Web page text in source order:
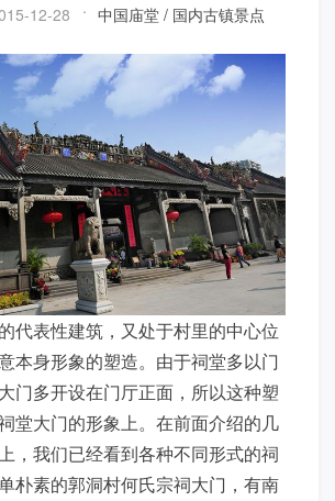
12-28 中国庙堂 / 国内古镇景点
代表性建筑，又处于村里的中心位
本身形象的塑造。由于祠堂多以门
门多开设在门厅正面，所以这种塑
堂大门的形象上。在前面介绍的几
，我们已经看到各种不同形式的祠
朴素的郭洞村何氏宗祠大门，有南